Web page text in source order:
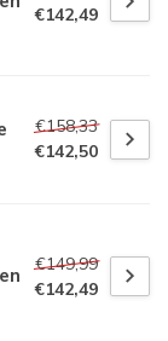
€142,49
€158,33
€142,50
€149,99
€142,49